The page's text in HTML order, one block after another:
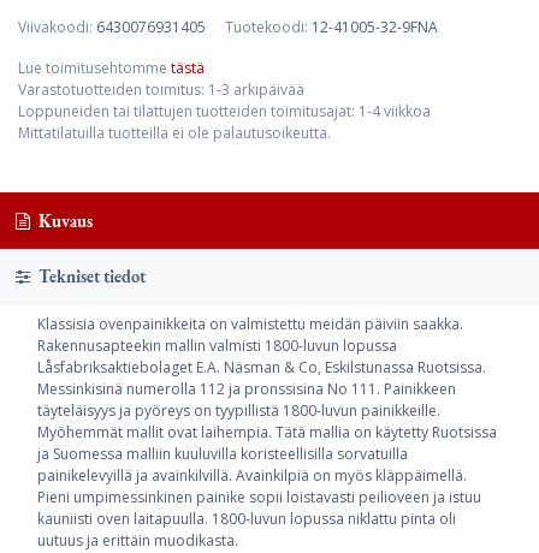
Viivakoodi: 6430076931405 Tuotekoodi: 12-41005-32-9FNA
Lue toimitusehtomme tästä
Varastotuotteiden toimitus: 1-3 arkipäivää
Loppuneiden tai tilattujen tuotteiden toimitusajat: 1-4 viikkoa
Mittatilatuilla tuotteilla ei ole palautusoikeutta.
Kuvaus
Tekniset tiedot
Klassisia ovenpainikkeita on valmistettu meidän päiviin saakka.
Rakennusapteekin mallin valmisti 1800-luvun lopussa
Låsfabriksaktiebolaget E.A. Näsman & Co, Eskilstunassa Ruotsissa.
Messinkisinä numerolla 112 ja pronssisina No 111. Painikkeen
täyteläisyys ja pyöreys on tyypillistä 1800-luvun painikkeille.
Myöhemmät mallit ovat laihempia. Tätä mallia on käytetty Ruotsissa
ja Suomessa malliin kuuluvilla koristeellisilla sorvatuilla
painikelevyillä ja avainkilvillä. Avainkilpiä on myös kläppäimellä.
Pieni umpimessinkinen painike sopii loistavasti peilioveen ja istuu
kauniisti oven laitapuulla. 1800-luvun lopussa niklattu pinta oli
uutuus ja erittäin muodikasta.